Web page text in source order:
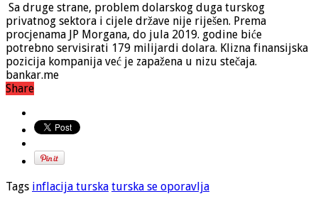
Sa druge strane, problem dolarskog duga turskog
privatnog sektora i cijele države nije riješen. Prema
procjenama JP Morgana, do jula 2019. godine biće
potrebno servisirati 179 milijardi dolara. Klizna finansijska
pozicija kompanija već je zapažena u nizu stečaja.
bankar.me
Share
Tags inflacija turska turska se oporavlja